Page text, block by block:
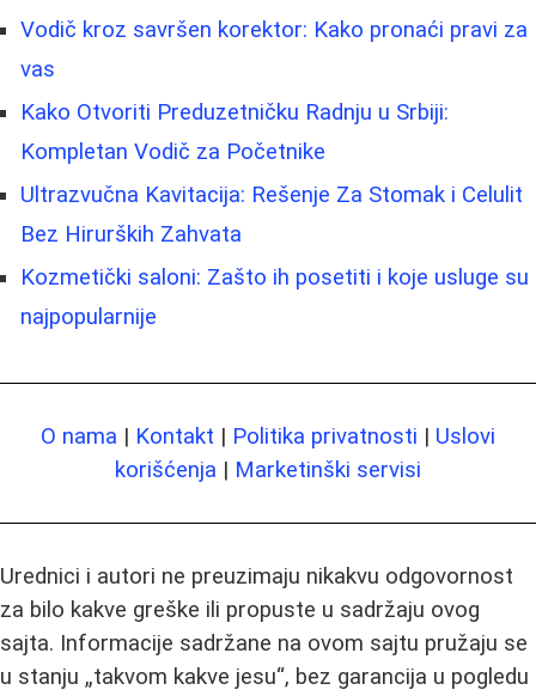
Vodič kroz savršen korektor: Kako pronaći pravi za
vas
Kako Otvoriti Preduzetničku Radnju u Srbiji:
Kompletan Vodič za Početnike
Ultrazvučna Kavitacija: Rešenje Za Stomak i Celulit
Bez Hirurških Zahvata
Kozmetički saloni: Zašto ih posetiti i koje usluge su
najpopularnije
O nama | Kontakt | Politika privatnosti | Uslovi
korišćenja | Marketinški servisi
Urednici i autori ne preuzimaju nikakvu odgovornost
za bilo kakve greške ili propuste u sadržaju ovog
sajta. Informacije sadržane na ovom sajtu pružaju se
u stanju „takvom kakve jesu“, bez garancija u pogledu